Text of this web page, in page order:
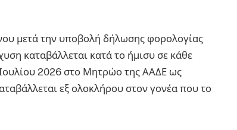
μετά την υποβολή δήλωσης φορολογίας
καταβάλλεται κατά το ήμισυ σε κάθε
Ιουλίου 2026 στο Μητρώο της ΑΑΔΕ ως
εξ ολοκλήρου στον γονέα που το